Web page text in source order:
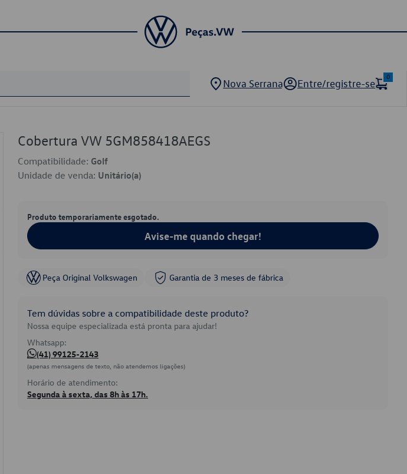
Nova Serrana Entre/registre-se
0
Cobertura VW 5GM858418AEGS
Compatibilidade: Golf
Unidade de venda: Unitário(a)
Produto temporariamente esgotado.
Avise-me quando chegar!
Peça Original Volkswagen Garantia de 3 meses de fábrica
Tem dúvidas sobre a compatibilidade deste produto?
Nossa equipe especializada está pronta para ajudar!
Whatsapp:
(41) 99125-2143
(apenas mensagens de texto, não atendemos ligações)
Horário de atendimento:
Segunda à sexta, das 8h às 17h.